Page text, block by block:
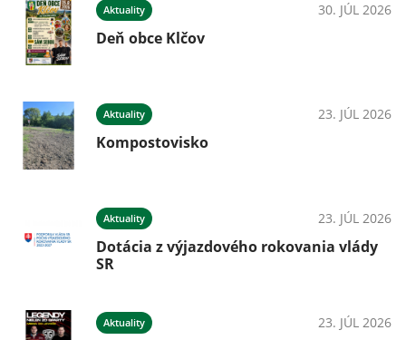
Aktuality 30. JÚL 2026
Deň obce Klčov
Aktuality 23. JÚL 2026
Kompostovisko
Aktuality 23. JÚL 2026
Dotácia z výjazdového rokovania vlády
SR
Aktuality 23. JÚL 2026